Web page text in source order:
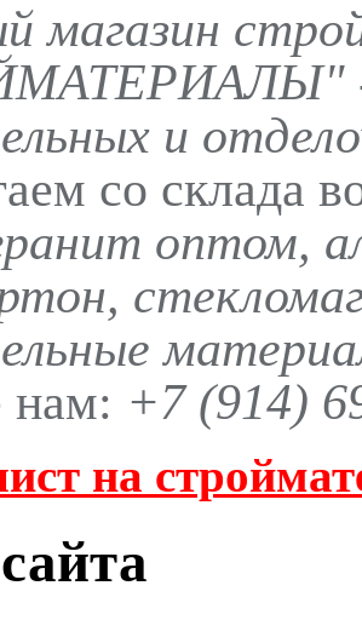
магазин
-
и
со склада
оптом,
нам: +7 (914)
на